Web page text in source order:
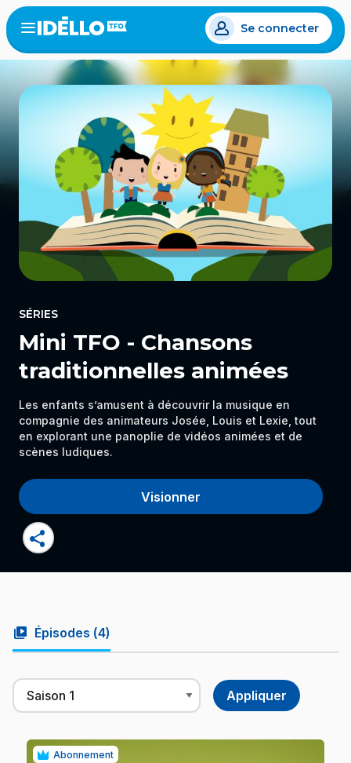
Aller
au
contenu
principal
Open
menu
Se connecter
SÉRIES
Mini TFO - Chansons
traditionnelles animées
Les enfants s’amusent à découvrir la musique en
compagnie des animateurs Josée, Louis et Lexie, tout
en explorant une panoplie de vidéos animées et de
scènes ludiques.
Visionner
share
video_library Épisodes (4)
Abonnement